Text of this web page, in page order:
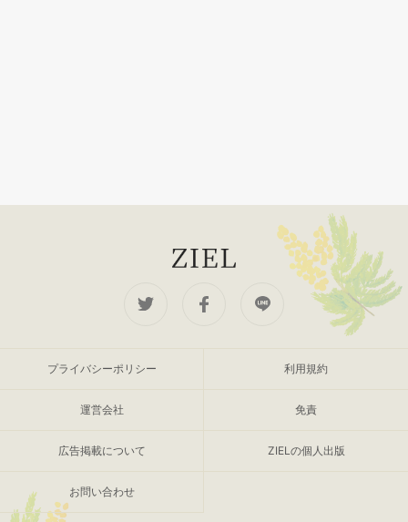
プライバシーポリシー 利用規約
運営会社 免責
広告掲載について ZIELの個人出版
お問い合わせ